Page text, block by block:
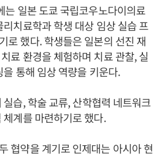
는 일본 도쿄 국립코우노다이의료
치료학과 학생 대상 임상 실습 프
로 했다. 학생들은 일본의 선진 재
료 환경을 체험하며 치료 관찰, 실
통해 임상 역량을 키운다.
습, 학술 교류, 산학협력 네트워크
계를 마련하기로 했다.
협약을 계기로 인제대는 아시아 현